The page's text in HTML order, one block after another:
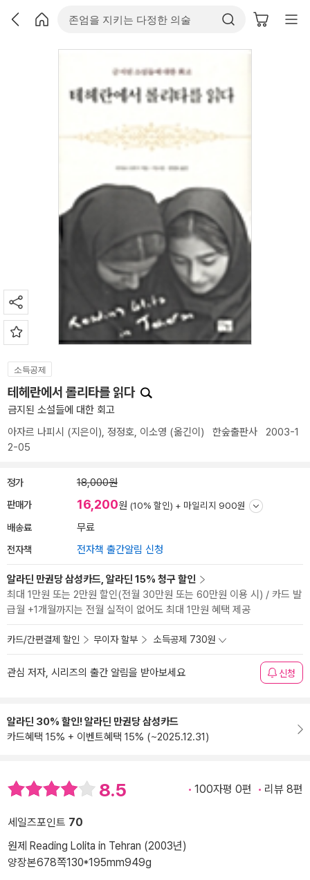
소득공제
테헤란에서 롤리타를 읽다
금지된 소설들에 대한 회고
아자르 나피시 (지은이), 정정호, 이소영 (옮긴이) 한숲출판사 2003-1
2-05
정가 18,000원
판매가 16,200원 (10% 할인) + 마일리지 900원
배송료 무료
전자책 전자책 출간알림 신청
알라딘 만권당 삼성카드, 알라딘 15% 청구 할인
최대 1만원 또는 2만원 할인(전월 30만원 또는 60만원 이용 시) / 카드 발
급월 +1개월까지는 전월 실적이 없어도 최대 1만원 혜택 제공
카드/간편결제 할인 무이자 할부 소득공제 730원
관심 저자, 시리즈의 출간 알림을 받아보세요 신청
알라딘 30% 할인! 알라딘 만권당 삼성카드
카드혜택 15% + 이벤트혜택 15% (~2025.12.31)
8.5 100자평 0편 리뷰 8편
세일즈포인트 70
원제 Reading Lolita in Tehran (2003년)
양장본678쪽130*195mm949g